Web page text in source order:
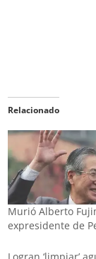
Relacionado
Murió Alberto
expresidente de
Logran ‘limpiar’